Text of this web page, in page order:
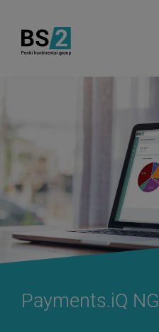
Payments.iQ NG